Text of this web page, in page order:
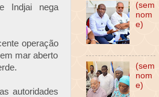
Indjai nega
operação
mar aberto
autoridades
(sem
nom
e)
(sem
nom
e)